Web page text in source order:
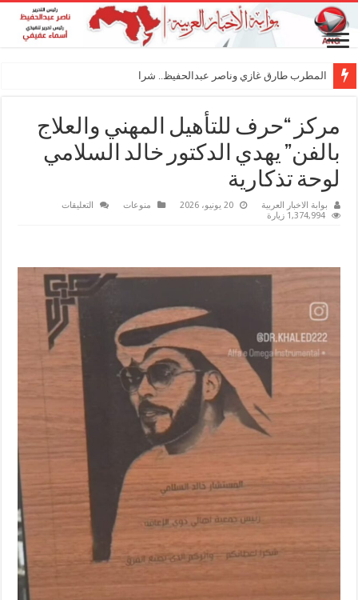
المطرب طارق غازي وناصر عبدالحفيظ.. شراكة فنية ترسم
مركز “حرف للتأهيل المهني والعلاج
بالفن” يهدي الدكتور خالد السلامي
لوحة تذكارية
بوابة الاخبار العربية 20 يونيو، 2026 منوعات التعليقات
بالفن”
يهدي
الدكتور
خالد
السلامي
لوحة
تذكارية
مغلقة
1,374,994 زيارة